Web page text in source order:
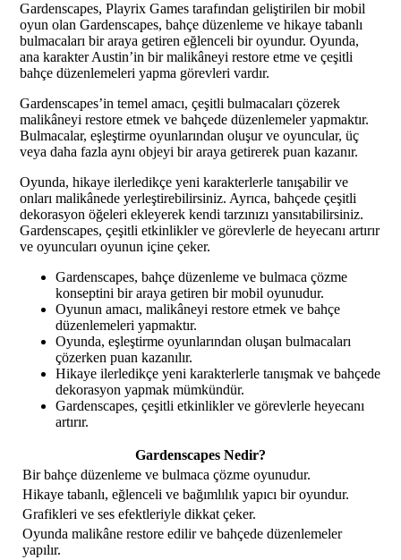
Gardenscapes, Playrix Games tarafından geliştirilen bir mobil
oyun olan Gardenscapes, bahçe düzenleme ve hikaye tabanlı
bulmacaları bir araya getiren eğlenceli bir oyundur. Oyunda,
ana karakter Austin’in bir malikâneyi restore etme ve çeşitli
bahçe düzenlemeleri yapma görevleri vardır.
Gardenscapes’in temel amacı, çeşitli bulmacaları çözerek
malikâneyi restore etmek ve bahçede düzenlemeler yapmaktır.
Bulmacalar, eşleştirme oyunlarından oluşur ve oyuncular, üç
veya daha fazla aynı objeyi bir araya getirerek puan kazanır.
Oyunda, hikaye ilerledikçe yeni karakterlerle tanışabilir ve
onları malikânede yerleştirebilirsiniz. Ayrıca, bahçede çeşitli
dekorasyon öğeleri ekleyerek kendi tarzınızı yansıtabilirsiniz.
Gardenscapes, çeşitli etkinlikler ve görevlerle de heyecanı artırır
ve oyuncuları oyunun içine çeker.
Gardenscapes, bahçe düzenleme ve bulmaca çözme
konseptini bir araya getiren bir mobil oyunudur.
Oyunun amacı, malikâneyi restore etmek ve bahçe
düzenlemeleri yapmaktır.
Oyunda, eşleştirme oyunlarından oluşan bulmacaları
çözerken puan kazanılır.
Hikaye ilerledikçe yeni karakterlerle tanışmak ve bahçede
dekorasyon yapmak mümkündür.
Gardenscapes, çeşitli etkinlikler ve görevlerle heyecanı
artırır.
Gardenscapes Nedir?
Bir bahçe düzenleme ve bulmaca çözme oyunudur.
Hikaye tabanlı, eğlenceli ve bağımlılık yapıcı bir oyundur.
Grafikleri ve ses efektleriyle dikkat çeker.
Oyunda malikâne restore edilir ve bahçede düzenlemeler
yapılır.